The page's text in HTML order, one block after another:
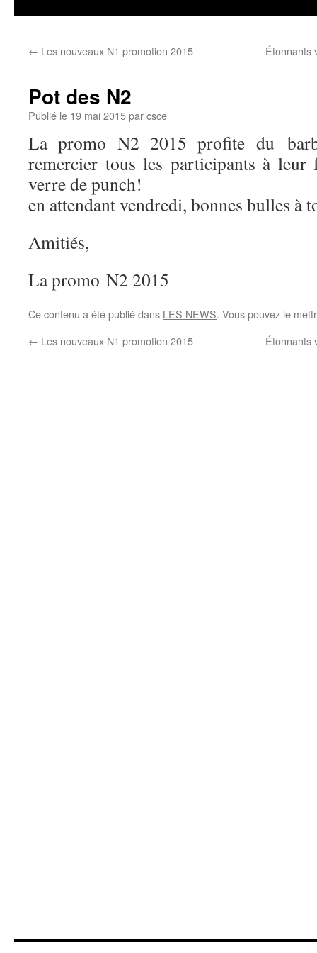
← Les nouveaux N1 promotion 2015 Étonnants
Pot des N2
Publié le 19 mai 2015parcsce
La promo N2 2015 profite du
remercier tous les participants à leur
verre de punch!
en attendant vendredi, bonnes bulles à
Amitiés,
La promo N2 2015
Ce contenu a été publié dans LES NEWS. Vous pouvez le
← Les nouveaux N1 promotion 2015 Étonnants